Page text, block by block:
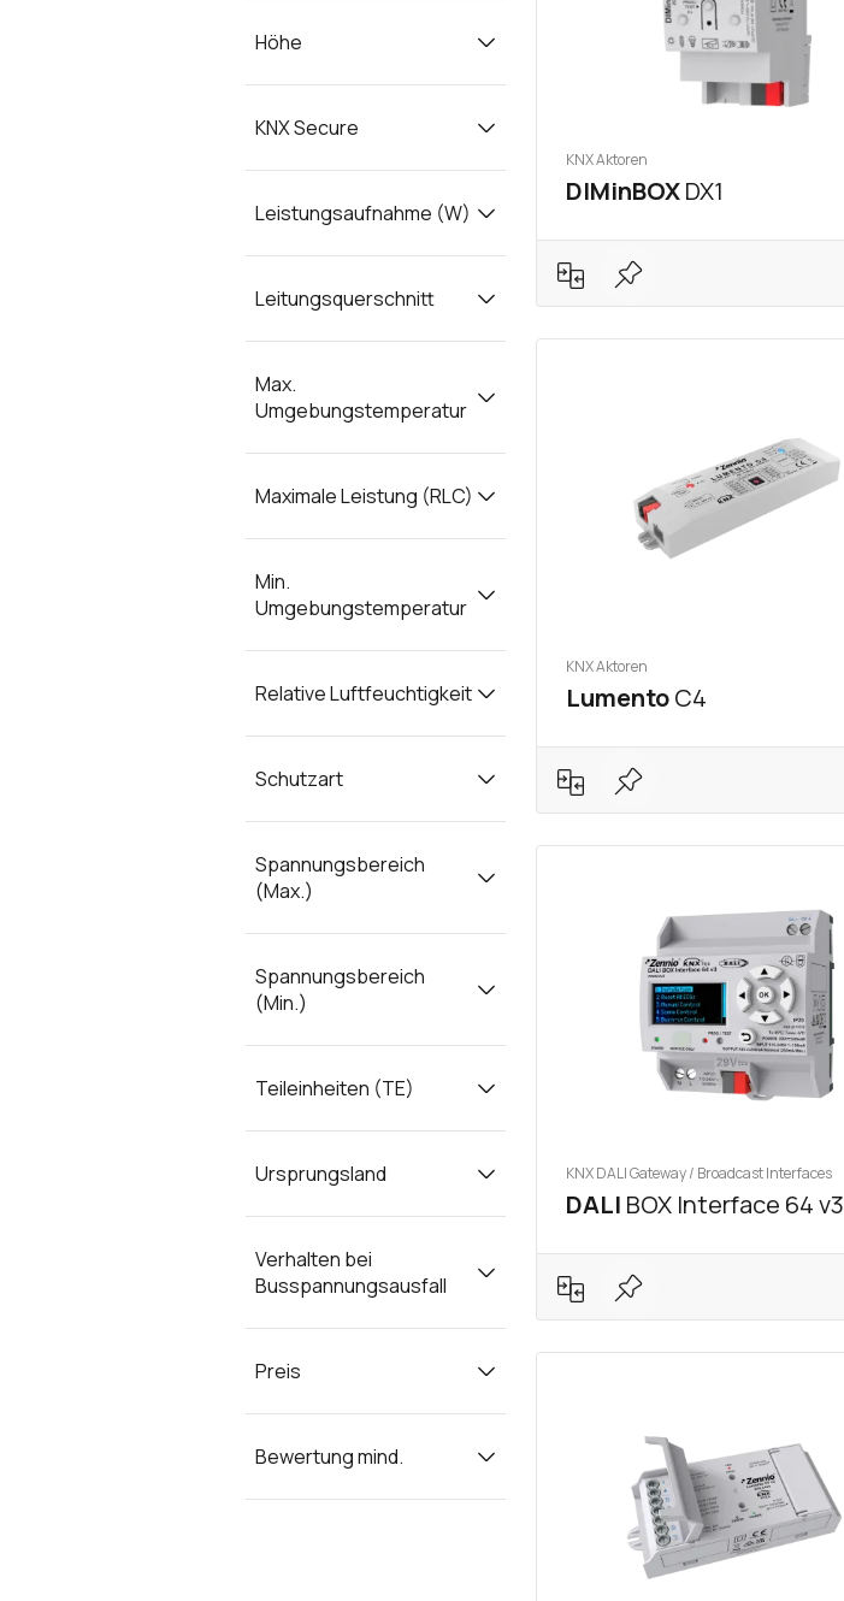
Höhe
KNX Secure
Leistungsaufnahme (W)
Leitungsquerschnitt
Max.
Umgebungstemperatur
Maximale Leistung (RLC)
Min.
Umgebungstemperatur
Relative Luftfeuchtigkeit
Schutzart
Spannungsbereich
(Max.)
Spannungsbereich
(Min.)
Teileinheiten (TE)
Ursprungsland
Verhalten bei
Busspannungsausfall
Preis
Bewertung mind.
KNX Aktoren
DIMinBOXDX1
KNX Aktoren
LumentoC4
KNX DALI Gateway / Broadcast Interfaces
DALI BOX Interface 64 v3